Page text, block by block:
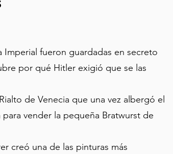
Imperial fueron guardadas en secreto
por qué Hitler exigió que se las
de Venecia que una vez albergó el
vender la pequeña Bratwurst de
creó una de las pinturas más